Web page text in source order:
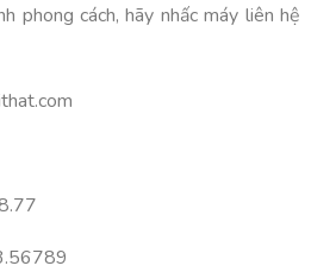
phong cách, hãy nhấc máy liên hệ